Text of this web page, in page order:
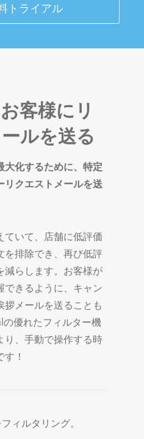
トライアル
客様にリ
ルを送る
大化するために、特定
リクエストメールを送
ていて、店舗に低評価
を排除でき、再び低評
減らします。お客様が
できるように、キャン
拶メールを送ることも
優れたフィルター機
り、手動で操作する時
！
ィルタリング。